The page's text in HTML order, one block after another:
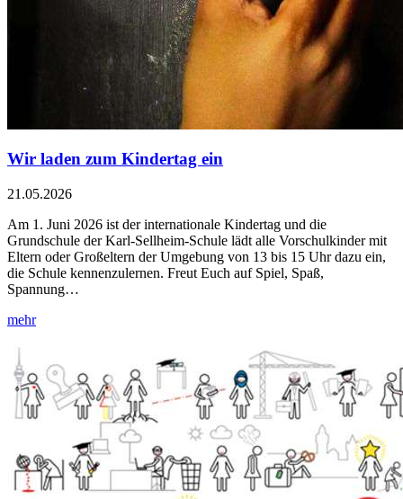
Wir laden zum Kindertag ein
21.05.2026
Am 1. Juni 2026 ist der internationale Kindertag und die
Grundschule der Karl-Sellheim-Schule lädt alle Vorschulkinder mit
Eltern oder Großeltern der Umgebung von 13 bis 15 Uhr dazu ein,
die Schule kennenzulernen. Freut Euch auf Spiel, Spaß,
Spannung…
mehr